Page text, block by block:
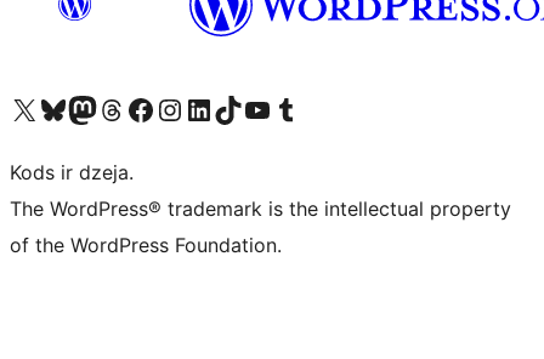
Apmeklējiet mūsu X (agrāk Twitter) kontu
Apmeklējiet mūsu Bluesky kontu
Apmeklējiet mūsu Mastodon kontu
Apmeklējiet mūsu Threads kontu
Apmeklējiet mūsu Facebook lapuApmeklējiet mūsu Instagram kontu
Apmeklējiet mūsu LinkedIn kontu
Apmeklējiet mūsu TikTok kontu
Apmeklējiet mūsu YouTube kanālu
Apmeklējiet mūsu Tumblr kontu
Kods ir dzeja.
The WordPress® trademark is the intellectual property
of the WordPress Foundation.